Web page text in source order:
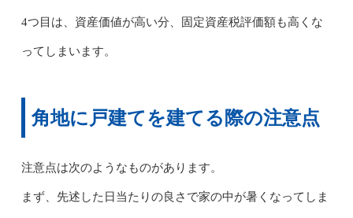
4つ目は、資産価値が高い分、固定資産税評価額も高くな
ってしまいます。
角地に戸建てを建てる際の注意点
注意点は次のようなものがあります。
まず、先述した日当たりの良さで家の中が暑くなってしま